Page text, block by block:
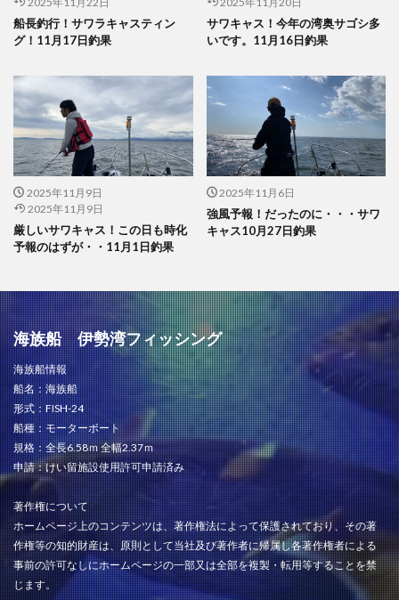
船長釣行！サワラキャスティン
グ！11月17日釣果
サワキャス！今年の湾奥サゴシ多
いです。11月16日釣果
2025年11月9日
2025年11月9日
厳しいサワキャス！この日も時化
予報のはずが・・11月1日釣果
2025年11月6日
強風予報！だったのに・・・サワ
キャス10月27日釣果
海族船 伊勢湾フィッシング
海族船情報
船名：海族船
形式：FISH-24
船種：モーターボート
規格：全長6.58ｍ 全幅2.37ｍ
申請：けい留施設使用許可申請済み
著作権について
ホームページ上のコンテンツは、著作権法によって保護されており、その著
作権等の知的財産は、原則として当社及び著作者に帰属し各著作権者による
事前の許可なしにホームページの一部又は全部を複製・転用等することを禁
じます。